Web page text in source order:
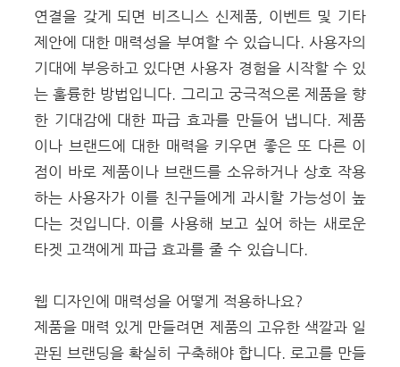
연결을 갖게 되면 비즈니스 신제품, 이벤트 및 기타
제안에 대한 매력성을 부여할 수 있습니다. 사용자의
기대에 부응하고 있다면 사용자 경험을 시작할 수 있
는 훌륭한 방법입니다. 그리고 궁극적으론 제품을 향
한 기대감에 대한 파급 효과를 만들어 냅니다. 제품
이나 브랜드에 대한 매력을 키우면 좋은 또 다른 이
점이 바로 제품이나 브랜드를 소유하거나 상호 작용
하는 사용자가 이를 친구들에게 과시할 가능성이 높
다는 것입니다. 이를 사용해 보고 싶어 하는 새로운
타겟 고객에게 파급 효과를 줄 수 있습니다.
웹 디자인에 매력성을 어떻게 적용하나요?
제품을 매력 있게 만들려면 제품의 고유한 색깔과 일
관된 브랜딩을 확실히 구축해야 합니다. 로고를 만들